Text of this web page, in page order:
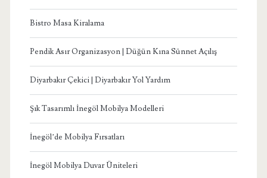
Bistro Masa Kiralama
Pendik Asır Organizasyon | Düğün Kına Sünnet Açılış
Diyarbakır Çekici | Diyarbakır Yol Yardım
Şık Tasarımlı İnegöl Mobilya Modelleri
İnegöl’de Mobilya Fırsatları
İnegöl Mobilya Duvar Üniteleri